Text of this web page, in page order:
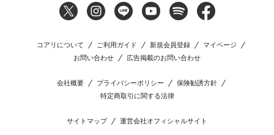
コアリについて ご利用ガイド 新規会員登録
マイページ
お問い合わせ
広告掲載のお問い合わせ
会社概要 プライバシーポリシー
保険勧誘方針
特定商取引に関する法律
サイトマップ 運営会社オフィシャルサイト